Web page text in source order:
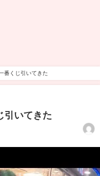
番くじ引いてきた
引いてきた